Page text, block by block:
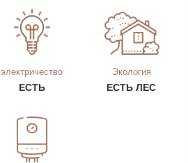
электричество
ЕСТЬ
Экология
ЕСТЬ ЛЕС